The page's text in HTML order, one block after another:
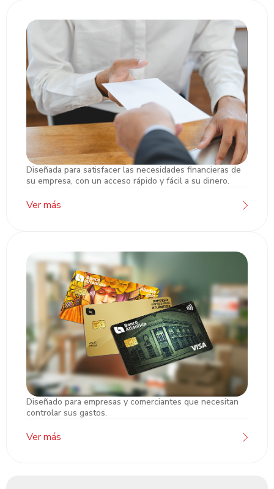
Cuentas de Cheques
Diseñada para satisfacer las necesidades financieras de
su empresa, con un acceso rápido y fácil a su dinero.
Ver más
Tarjetas de Crédito PYME
Diseñado para empresas y comerciantes que necesitan
controlar sus gastos.
Ver más